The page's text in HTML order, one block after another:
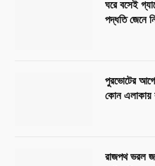
ঘরে বসেই
পদ্ধতি জেনে
পুরভোটের
কোন এলাকায়
রাজপথ ভরল